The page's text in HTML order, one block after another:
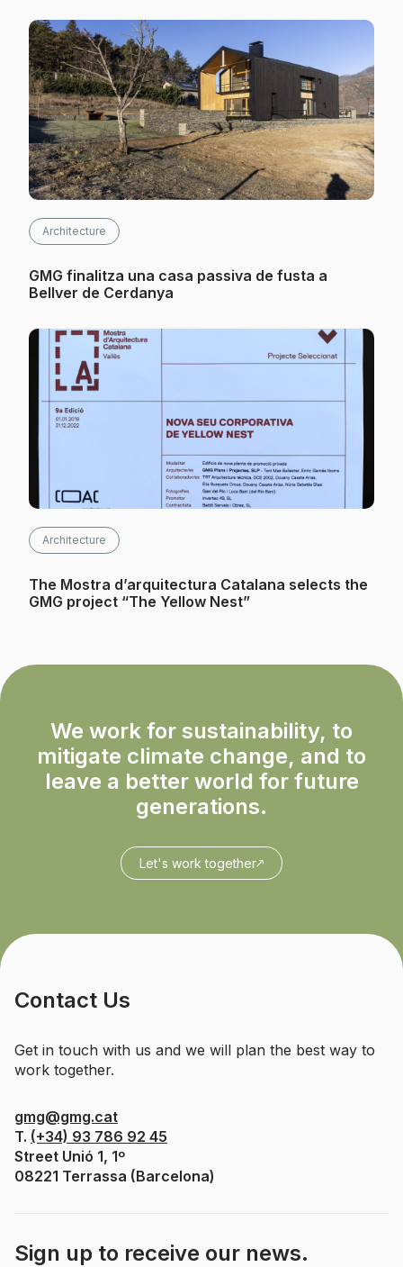
Architecture
GMG finalitza una casa passiva de fusta a
Bellver de Cerdanya
Architecture
The Mostra d’arquitectura Catalana selects the
GMG project “The Yellow Nest”
We work for sustainability, to
mitigate climate change, and to
leave a better world for future
generations.
Let's work together
Contact Us
Get in touch with us and we will plan the best way to
work together.
gmg@gmg.cat
T. (+34) 93 786 92 45
Street Unió 1, 1º
08221 Terrassa (Barcelona)
Sign up to receive our news.